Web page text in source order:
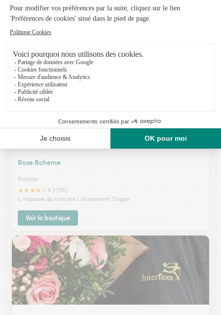
L’atelier Floral
Fronton
★★★★★4.4 (65)
Voir la boutique
Rose Boheme
Fronton
★★★★
4.3 (115)
1, impasse du romarin Lotissement Origan
Voir la boutique